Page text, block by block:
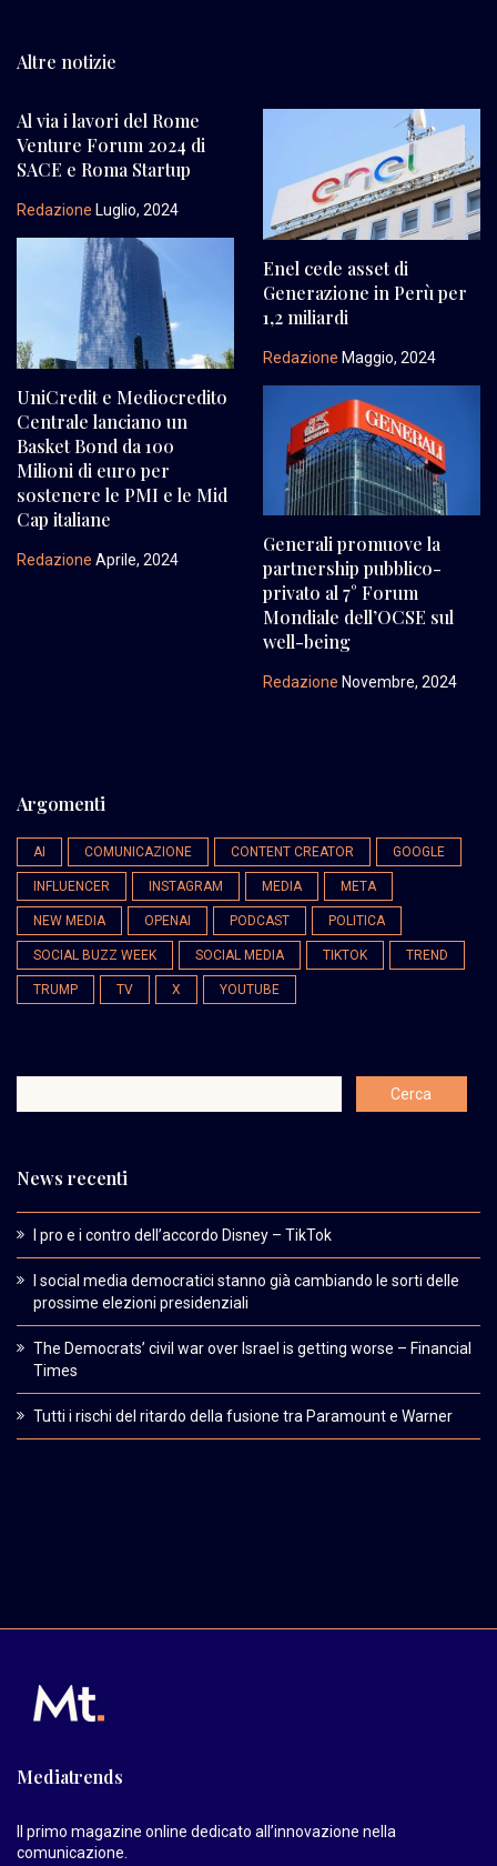
Altre notizie
Al via i lavori del Rome
Venture Forum 2024 di
SACE e Roma Startup
Redazione Luglio, 2024
Enel cede asset di
Generazione in Perù per
1,2 miliardi
Redazione Maggio, 2024
UniCredit e Mediocredito
Centrale lanciano un
Basket Bond da 100
Milioni di euro per
sostenere le PMI e le Mid
Cap italiane
Redazione Aprile, 2024
Generali promuove la
partnership pubblico-
privato al 7° Forum
Mondiale dell’OCSE sul
well-being
Redazione Novembre, 2024
Argomenti
AI COMUNICAZIONE CONTENT CREATOR GOOGLE
INFLUENCER INSTAGRAM MEDIA META
NEW MEDIA OPENAI PODCAST POLITICA
SOCIAL BUZZ WEEK SOCIAL MEDIA TIKTOK TREND
TRUMP TV X YOUTUBE
News recenti
I pro e i contro dell’accordo Disney – TikTok
I social media democratici stanno già cambiando le sorti delle
prossime elezioni presidenziali
The Democrats’ civil war over Israel is getting worse – Financial
Times
Tutti i rischi del ritardo della fusione tra Paramount e Warner
Mediatrends
Il primo magazine online dedicato all’innovazione nella
comunicazione.